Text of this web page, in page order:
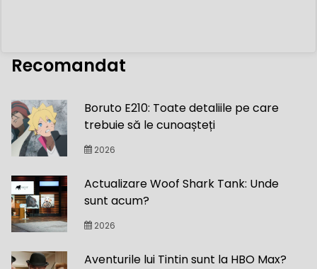
Recomandat
Boruto E210: Toate detaliile pe care
trebuie să le cunoașteți
2026
Actualizare Woof Shark Tank: Unde
sunt acum?
2026
Aventurile lui Tintin sunt la HBO Max?